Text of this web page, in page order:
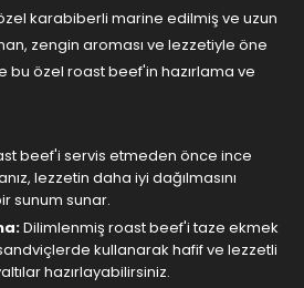
karabiberli marine edilmiş ve uzun
zengin aroması ve lezzetiyle öne
bu özel roast beef'in hazırlama ve
beef'i servis etmeden önce ince
lezzetin daha iyi dağılmasını
sunum sunar.
Dilimlenmiş roast beef'i taze ekmek
kullanarak hafif ve lezzetli
hazırlayabilirsiniz.